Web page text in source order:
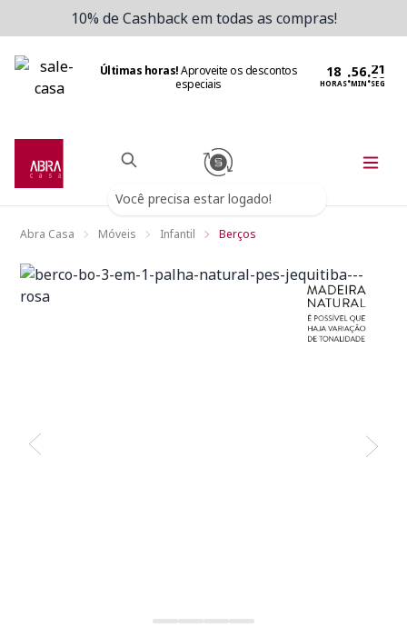
10% de Cashback em todas as compras!
Últimas horas!Aproveite os descontos
especiais
HORAS:MIN:SEG
Você precisa estar logado!
Abra Casa Móveis Infantil Berços